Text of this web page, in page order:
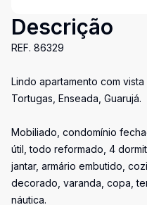
Descrição
REF. 86329
Lindo apartamento com
Tortugas, Enseada, Guarujá.
Mobiliado, condomínio
útil, todo reformado, 4
jantar, armário embutido,
decorado, varanda, copa,
náutica.